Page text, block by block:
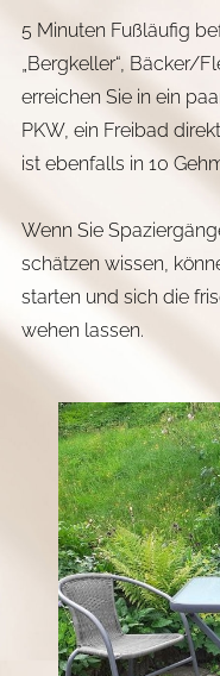
5 Minuten Fußläufig
„Bergkeller“, Bäcker/
erreichen Sie in ein
PKW, ein Freibad
ist ebenfalls in 10
Wenn Sie
schätzen wissen,
starten und sich die
wehen lassen.